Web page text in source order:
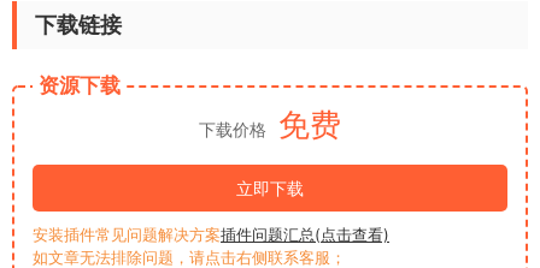
下载链接
资源下载
下载价格 免费
立即下载
安装插件常见问题解决方案插件问题汇总(点击查看)
如文章无法排除问题，请点击右侧联系客服；